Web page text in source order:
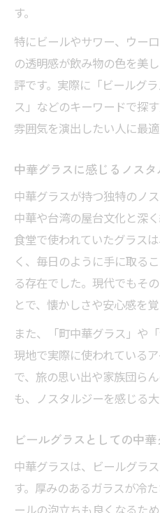
す。
特にビールやサワー、ウー
の透明感が飲み物の色を美
評です。実際に「ビールグ
ス」などのキーワードで探
雰囲気を演出したい人に最
中華グラスに感じるノス
中華グラスが持つ独特のノ
中華や台湾の屋台文化と深
食堂で使われていたグラス
く、毎日のように手に取る
る存在でした。現代でもそ
とで、懐かしさや安心感を
また、「町中華グラス」や
現地で実際に使われている
で、旅の思い出や家族団ら
も、ノスタルジーを感じる
ビールグラスとしての中
中華グラスは、ビールグラ
す。厚みのあるガラスが冷
ールの泡立ちも良くなるた